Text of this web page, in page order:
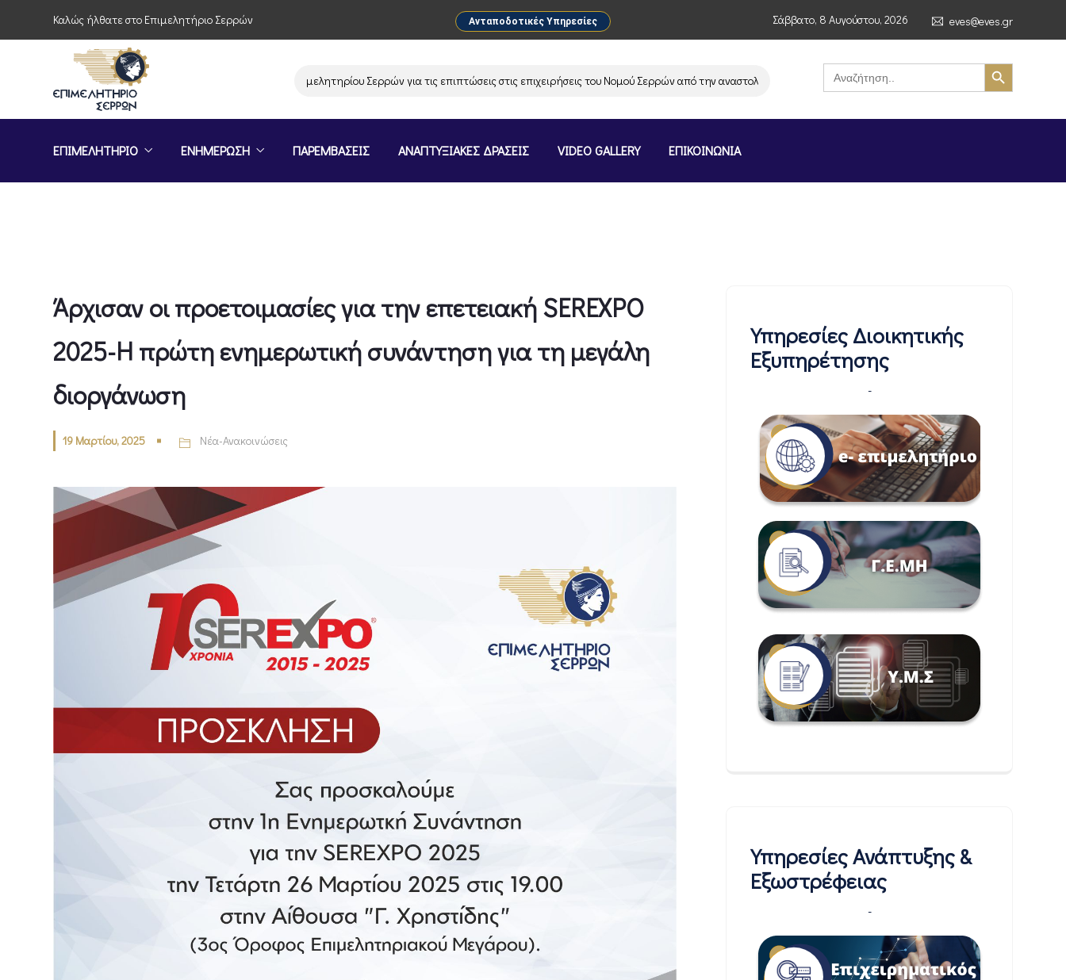
Καλώς ήλθατε στο Επιμελητήριο Σερρών Ανταποδοτικές Υπηρεσίες Σάββατο, 8 Αυγούστου, 2026 eves@eves.gr
Παρέμβαση του Επιμελητηρίου Σερρών για τις επιπτώσεις στις επιχειρήσεις του Νομού Σερρών από την αναστολή λειτουργίας της αλυσίδας σούπερ μάρκετ MERE στην Ελλάδα –
Search
for:
Search Button
ΕΠΙΜΕΛΗΤΗΡΙΟ ΕΝΗΜΕΡΩΣΗ ΠΑΡΕΜΒΑΣΕΙΣ ΑΝΑΠΤΥΞΙΑΚΕΣ ΔΡΑΣΕΙΣ VIDEO GALLERY ΕΠΙΚΟΙΝΩΝΙΑ
Άρχισαν οι προετοιμασίες για την επετειακή SEREXPO
2025-Η πρώτη ενημερωτική συνάντηση για τη μεγάλη
διοργάνωση
19 Μαρτίου, 2025 Νέα-Ανακοινώσεις
Υπηρεσίες Διοικητικής
Εξυπηρέτησης
-
Υπηρεσίες Ανάπτυξης &
Εξωστρέφειας
-